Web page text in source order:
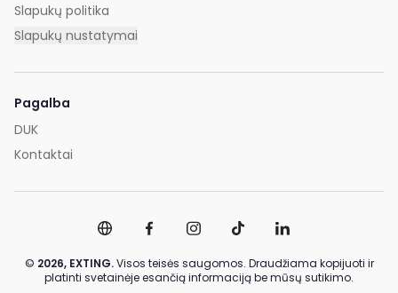
Slapukų politika
Slapukų nustatymai
Pagalba
DUK
Kontaktai
© 2026, EXTING.Visos teisės saugomos. Draudžiama kopijuoti ir
platinti svetainėje esančią informaciją be mūsų sutikimo.